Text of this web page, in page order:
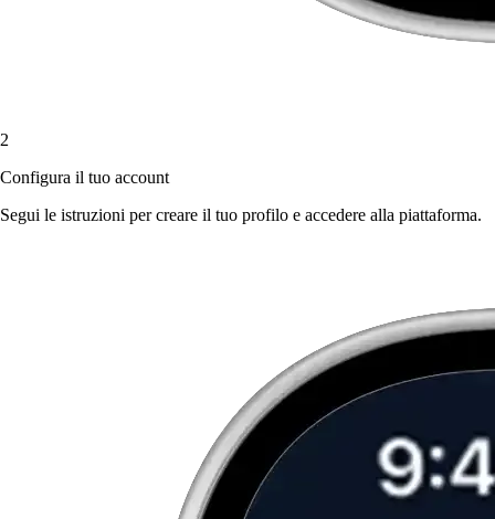
2
Configura il tuo account
Segui le istruzioni per creare il tuo profilo e accedere alla piattaforma.